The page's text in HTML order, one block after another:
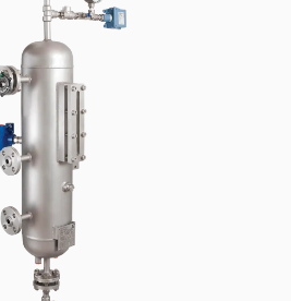
et normes
nous